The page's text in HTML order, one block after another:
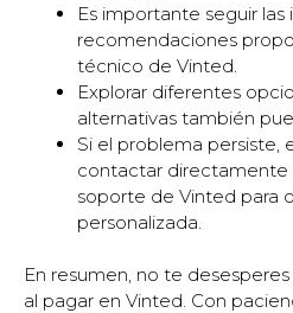
Es importante seguir las
recomendaciones
técnico de Vinted.
Explorar diferentes
alternativas también
Si el problema persiste,
contactar directamente
soporte de Vinted para
personalizada.
En resumen, no te
al pagar en Vinted. Con